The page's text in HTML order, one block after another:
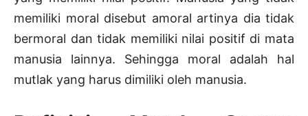
memiliki moral disebut amoral artinya dia tidak
bermoral dan tidak memiliki nilai positif di mata
manusia lainnya. Sehingga moral adalah hal
mutlak yang harus dimiliki oleh manusia.